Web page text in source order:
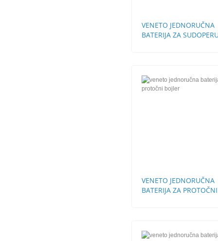
VENETO JEDNORUČNA
BATERIJA ZA
VENETO JEDNORUČNA
BATERIJA ZA PROTOČNI